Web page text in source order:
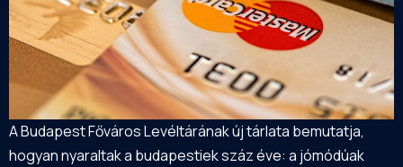
A Budapest Főváros Levéltárának új tárlata bemutatja,
hogyan nyaraltak a budapestiek száz éve: a jómódúak